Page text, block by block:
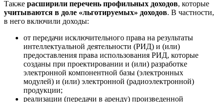
Также расширили перечень профильных доходов, которые
учитываются в доле «льготируемых» доходов. В частности,
в него включили доходы:
от передачи исключительного права на результаты
интеллектуальной деятельности (РИД) и (или)
предоставления права использования РИД, которые
созданы при проектировании и (или) разработке
электронной компонентной базы (электронных
модулей) и (или) электронной (радиоэлектронной)
продукции;
реализации (передачи в аренду) произведенной